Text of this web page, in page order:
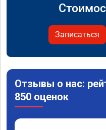
Записаться
Отзывы о нас:
850 оценок